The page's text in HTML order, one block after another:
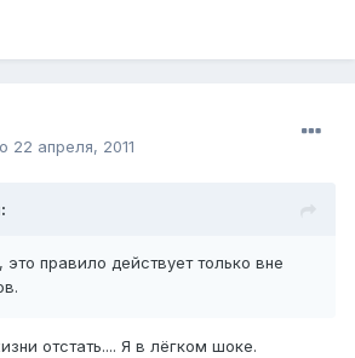
22 апреля, 2011
правило действует только вне
отстать.... Я в лёгком шоке.